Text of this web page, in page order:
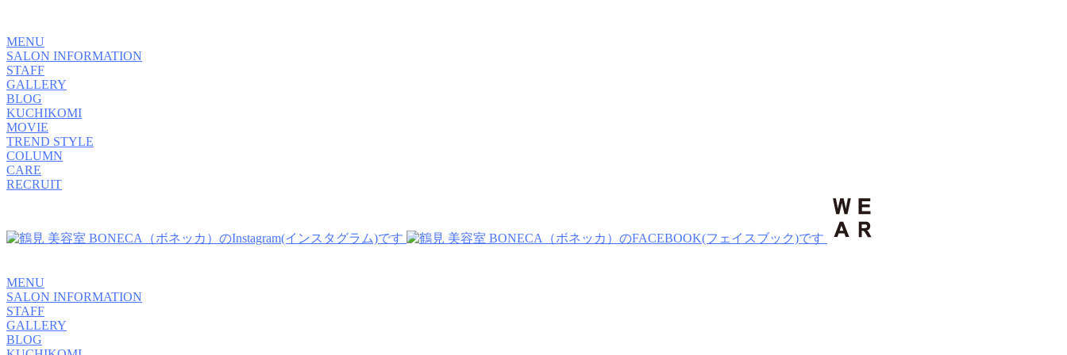
MENU
SALON INFORMATION
STAFF
GALLERY
BLOG
KUCHIKOMI
MOVIE
TREND STYLE
COLUMN
CARE
RECRUIT
MENU
SALON INFORMATION
STAFF
GALLERY
BLOG